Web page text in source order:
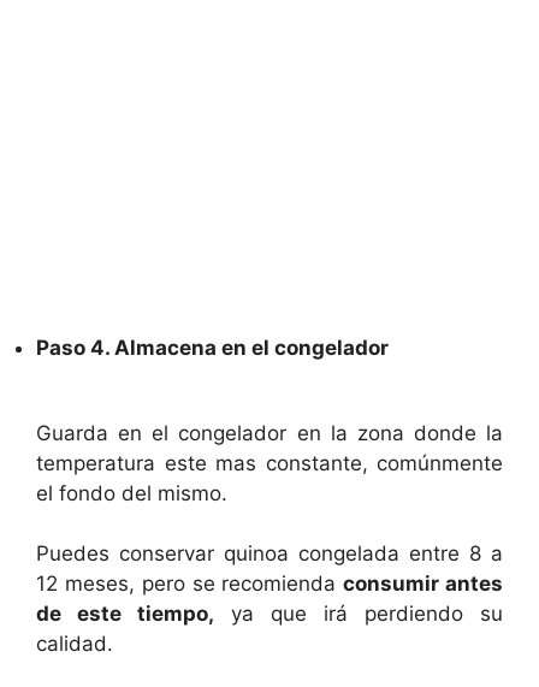
Paso 4. Almacena en el congelador
Guarda en el congelador en la zona donde la
temperatura este mas constante, comúnmente
el fondo del mismo.
Puedes conservar quinoa congelada entre 8 a
12 meses, pero se recomiendaconsumir antes
de este tiempo, ya que irá perdiendo su
calidad.